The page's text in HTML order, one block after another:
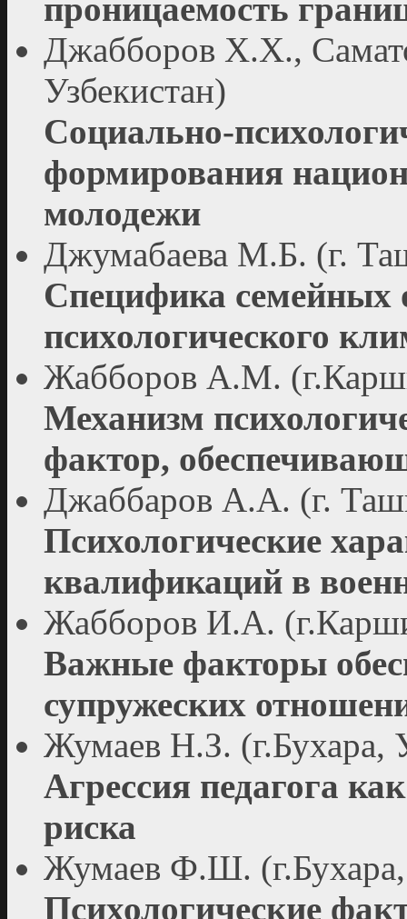
проницаемость
Джабборов Х.Х.,
Узбекистан)
Социально-
формирования
молодежи
Джумабаева М.Б. (г.
Специфика семейных
психологического
Жабборов А.М.
Механизм
фактор,
Джаббаров А.А. (г.
Психологические
квалификаций в
Жабборов И.А.
Важные факторы
супружеских
Жумаев Н.З. (г.Бухара,
Агрессия педагога
риска
Жумаев Ф.Ш. (г.Бухара,
Психологические